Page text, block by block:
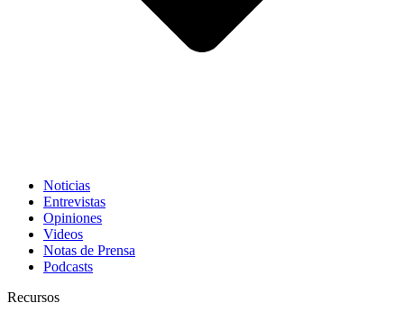
Noticias
Entrevistas
Opiniones
Videos
Notas de Prensa
Podcasts
Recursos